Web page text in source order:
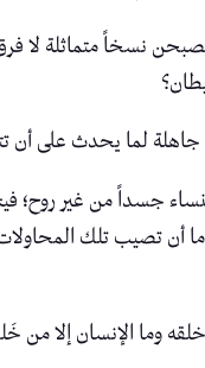
نسخاً متماثلة لا
جاهلة لما يحدث على أن
جسداً من غير روح؛
أن تصيب تلك
وما الإنسان إلا من